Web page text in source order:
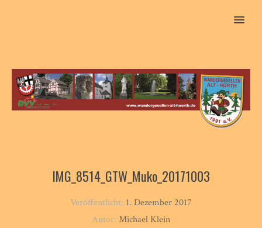
MENU
IMG_8514_GTW_Muko_20171003
Veröffentlicht: 1. Dezember 2017
Autor: Michael Klein